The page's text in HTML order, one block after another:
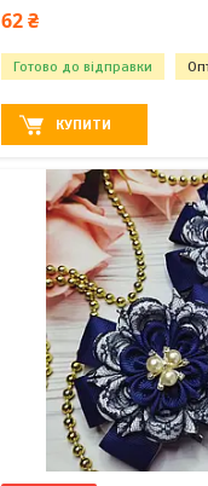
62 ₴
Готово до відправки
КУПИТИ